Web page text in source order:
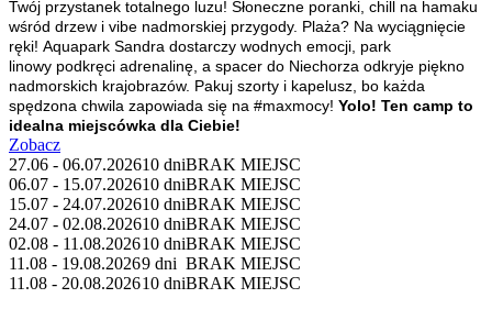
Twój przystanek totalnego luzu! Słoneczne poranki, chill na hamaku
wśród drzew i vibe nadmorskiej przygody. Plaża? Na wyciągnięcie
ręki! Aquapark Sandra dostarczy wodnych emocji, park
linowy podkręci adrenalinę, a spacer do Niechorza odkryje piękno
nadmorskich krajobrazów. Pakuj szorty i kapelusz, bo każda
spędzona chwila zapowiada się na #maxmocy! Yolo! Ten camp to
idealna miejscówka dla Ciebie!
Zobacz
27.06 - 06.07.202610 dniBRAK MIEJSC
06.07 - 15.07.202610 dniBRAK MIEJSC
15.07 - 24.07.202610 dniBRAK MIEJSC
24.07 - 02.08.202610 dniBRAK MIEJSC
02.08 - 11.08.202610 dniBRAK MIEJSC
11.08 - 19.08.20269 dni BRAK MIEJSC
11.08 - 20.08.202610 dniBRAK MIEJSC